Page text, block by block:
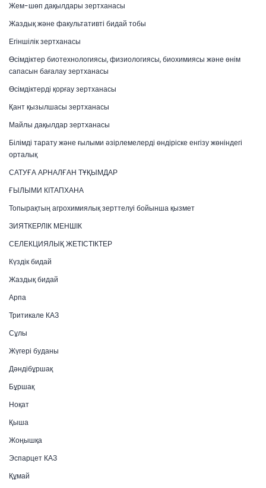
Жем-шөп дақылдары зертханасы
Жаздық және факультативті бидай тобы
Егіншілік зертханасы
Өсімдіктер биотехнологиясы, физиологиясы, биохимиясы және өнім
сапасын бағалау зертханасы
Өсімдіктерді қорғау зертханасы
Қант қызылшасы зертханасы
Майлы дақылдар зертханасы
Білімді тарату және ғылыми әзірлемелерді өндіріске енгізу жөніндегі
орталық
САТУҒА АРНАЛҒАН ТҰҚЫМДАР
ҒЫЛЫМИ КІТАПХАНА
Топырақтың агрохимиялық зерттелуі бойынша қызмет
ЗИЯТКЕРЛІК МЕНШІК
СЕЛЕКЦИЯЛЫҚ ЖЕТІСТІКТЕР
Күздік бидай
Жаздық бидай
Арпа
Тритикале КАЗ
Сұлы
Жүгері буданы
Дәндібұршақ
Бұршақ
Ноқат
Қыша
Жоңышқа
Эспарцет КАЗ
Құмай